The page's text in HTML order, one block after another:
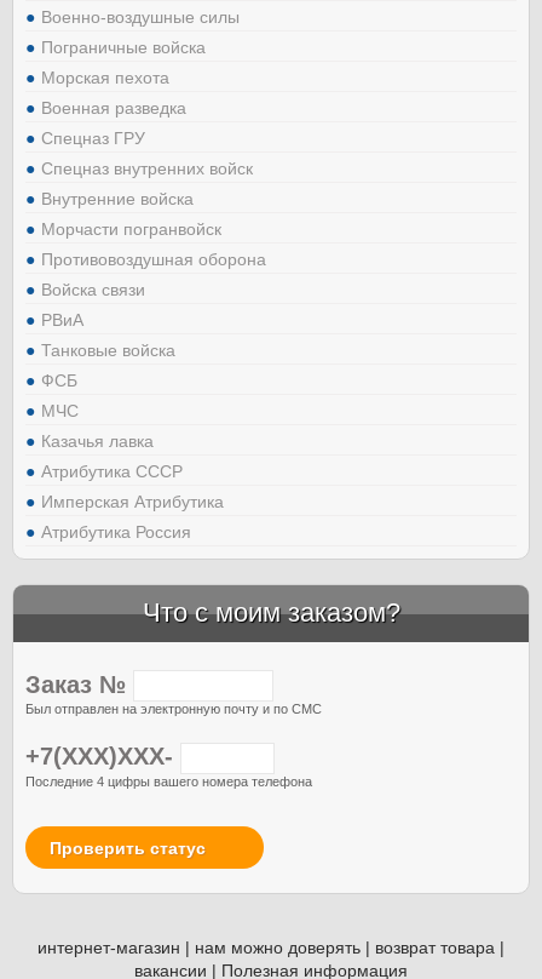
Военно-воздушные силы
Пограничные войска
Морская пехота
Военная разведка
Спецназ ГРУ
Спецназ внутренних войск
Внутренние войска
Морчасти погранвойск
Противовоздушная оборона
Войска связи
РВиА
Танковые войска
ФСБ
МЧС
Казачья лавка
Атрибутика СССР
Имперская Атрибутика
Атрибутика Россия
Что с моим заказом?
Заказ №
Был отправлен на электронную почту и по СМС
+7(XXX)XXX-
Последние 4 цифры вашего номера телефона
Проверить статус
интернет-магазин | нам можно доверять | возврат товара |
вакансии | Полезная информация